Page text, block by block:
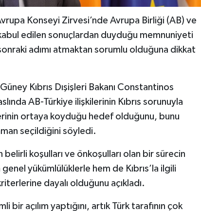
Konseyi Zirvesi’nde Avrupa Birliği (AB) ve
edilen sonuçlardan duyduğu memnuniyeti
adımı atmaktan sorumlu olduğuna dikkat
Kıbrıs Dışişleri Bakanı Constantinos
AB-Türkiye ilişkilerinin Kıbrıs sorunuyla
ortaya koyduğu hedef olduğunu, bunu
seçildiğini söyledi.
koşulları ve önkoşulları olan bir sürecin
yükümlülüklerle hem de Kıbrıs’la ilgili
dayalı olduğunu açıkladı.
bir açılım yaptığını, artık Türk tarafının çok